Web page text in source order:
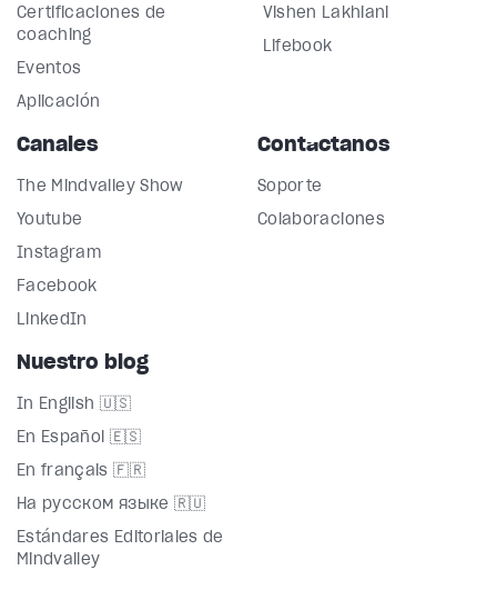
Certificaciones de
coaching
Eventos
Aplicación
Vishen Lakhiani
Lifebook
Canales
The Mindvalley Show
Youtube
Instagram
Facebook
LinkedIn
Contáctanos
Soporte
Colaboraciones
Nuestro blog
In English 🇺🇸
En Español 🇪🇸
En français 🇫🇷
На русском языке 🇷🇺
Estándares Editoriales de
Mindvalley